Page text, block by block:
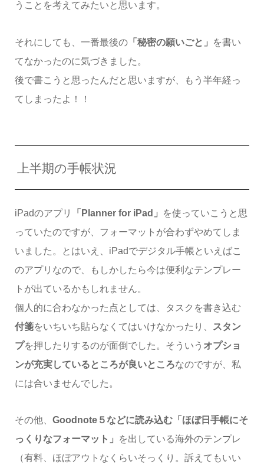
うことを考えてみたいと思います。
それにしても、一番最後の「秘密の願いごと」
を書い
てなかったのに気づきました。
後で書こうと思ったんだと思いますが、もう半年経っ
てしまったよ！！
上半期の手帳状況
iPadのアプリ 「Planner for iPad」
を使っていこうと思
っていたのですが、フォーマットが合わずやめてしま
いました。とはいえ、iPadでデジタル手帳といえばこ
のアプリなので、もしかしたら今は便利なテンプレー
トが出ているかもしれません。
個人的に合わなかった点としては、タスクを書き込む
付箋をいちいち貼らなくてはいけなかったり、
スタン
プを押したりするのが面倒でした。そういう オプショ
ンが充実しているところが良いところなのですが、私
には合いませんでした。
その他、 Goodnote５などに読み込む「ほぼ日手帳にそ
っくりなフォーマット」
を出している海外のテンプレ
（有料、ほぼアウトなくらいそっくり。訴えてもいい